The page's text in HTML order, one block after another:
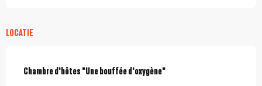
LOCATIE
Chambre d'hôtes "Une bouffée d'oxygène"